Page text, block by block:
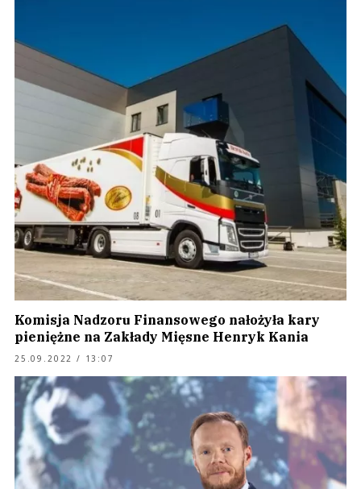
Komisja Nadzoru Finansowego nałożyła kary
pieniężne na Zakłady Mięsne Henryk Kania
25.09.2022 / 13:07